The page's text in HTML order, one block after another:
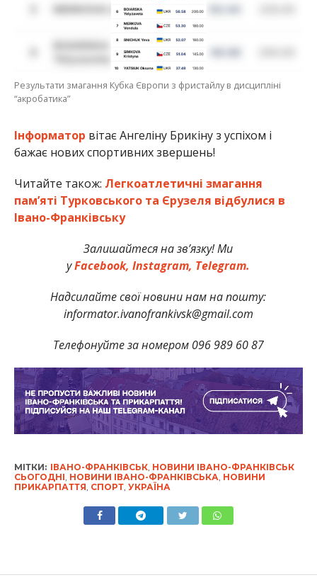
Результати змагання Кубка Європи з фристайлу в дисципліні
“акробатика”
Інформатор вітає Ангеліну Брикіну з успіхом і
бажає нових спортивних звершень!
Читайте також: Легкоатлетичні змагання
пам’яті Турковського та Єрузеля відбулися в
Івано-Франківську
Залишайтеся на зв’язку! Ми
уFacebook, Instagram, Telegram.
Надсилайте свої новини нам на пошту:
informator.ivanofrankivsk@gmail.com
Телефонуйте за номером 096 989 60 87
МІТКИ: ІВАНО-ФРАНКІВСЬК, НОВИНИ ІВАНО-ФРАНКІВСЬК
СЬОГОДНІ НОВИНИ ІВАНО-ФРАНКІВСЬКА НОВИНИ
ПРИКАРПАТТЯ СПОРТ, УКРАЇНА